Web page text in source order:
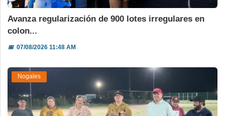
Avanza regularización de 900 lotes irregulares en
colon...
📅07/08/2026 11:48 AM
Nogales